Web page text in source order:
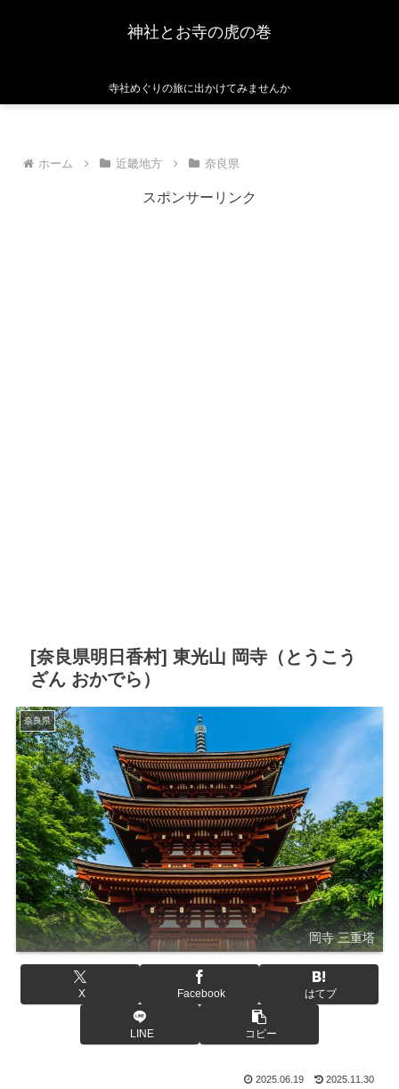
神社とお寺の虎の巻
寺社めぐりの旅に出かけてみませんか
ホーム 近畿地方 奈良県
スポンサーリンク
[奈良県明日香村] 東光山 岡寺（とうこう
ざん おかでら）
奈良県
岡寺 三重塔
X Facebook はてブ
LINE コピー
2025.06.19 2025.11.30